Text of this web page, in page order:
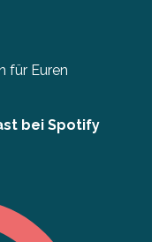
für Euren
bei Spotify